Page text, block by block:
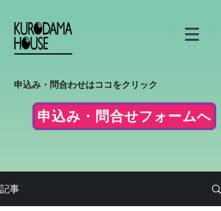
申込み・問合わせはココをクリック
申込み・問合せフォームへ
記事